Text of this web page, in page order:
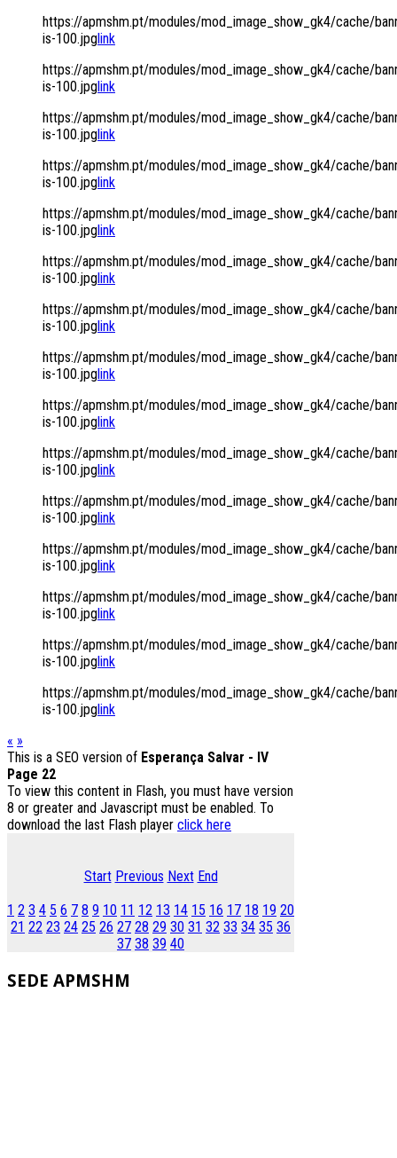
https://apmshm.pt/modules/mod_image_show_gk4/cache/
is-100.jpglink
https://apmshm.pt/modules/mod_image_show_gk4/cache/
is-100.jpglink
https://apmshm.pt/modules/mod_image_show_gk4/cache/
is-100.jpglink
https://apmshm.pt/modules/mod_image_show_gk4/cache/
is-100.jpglink
https://apmshm.pt/modules/mod_image_show_gk4/cache/
is-100.jpglink
https://apmshm.pt/modules/mod_image_show_gk4/cache/
is-100.jpglink
https://apmshm.pt/modules/mod_image_show_gk4/cache/
is-100.jpglink
https://apmshm.pt/modules/mod_image_show_gk4/cache/
is-100.jpglink
https://apmshm.pt/modules/mod_image_show_gk4/cache/
is-100.jpglink
https://apmshm.pt/modules/mod_image_show_gk4/cache/
is-100.jpglink
https://apmshm.pt/modules/mod_image_show_gk4/cache/
is-100.jpglink
https://apmshm.pt/modules/mod_image_show_gk4/cache/
is-100.jpglink
https://apmshm.pt/modules/mod_image_show_gk4/cache/
is-100.jpglink
https://apmshm.pt/modules/mod_image_show_gk4/cache/
is-100.jpglink
https://apmshm.pt/modules/mod_image_show_gk4/cache/
is-100.jpglink
« »
This is a SEO version of Esperança Salvar - IV
Page 22
To view this content in Flash, you must have version
8 or greater and Javascript must be enabled. To
download the last Flash player click here
Start Previous Next End
1 2 3 4 5 6 7 8 9 10 11 12 13 14 15 16 17 18 19 20
21 22 23 24 25 26 27 28 29 30 31 32 33 34 35 36
37 38 39 40
SEDE APMSHM